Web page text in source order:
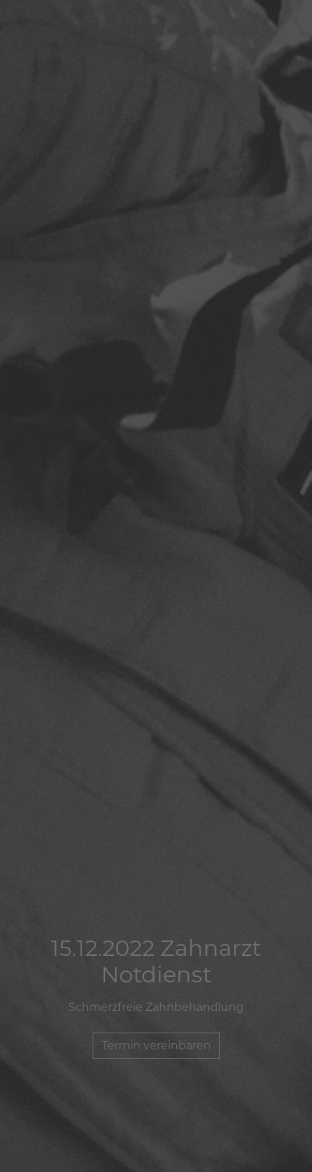
15.12.2022 Zahnarzt
Notdienst
Schmerzfreie Zahnbehandlung
Termin vereinbaren
15.12.2022 Zahnarzt
Notdienst
Schmerzfreie Zahnbehandlung
Termin vereinbaren
15.12.2022 Zahnarzt
Notdienst
Schmerzfreie Zahnbehandlung
Termin vereinbaren